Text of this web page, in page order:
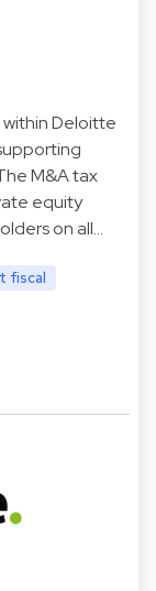
within Deloitte
M&A tax
equity
on all…
fiscal